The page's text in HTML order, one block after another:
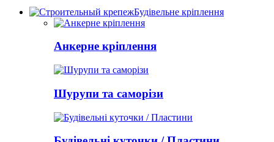
Будівельне кріплення
Анкерне кріплення
Шурупи та саморізи